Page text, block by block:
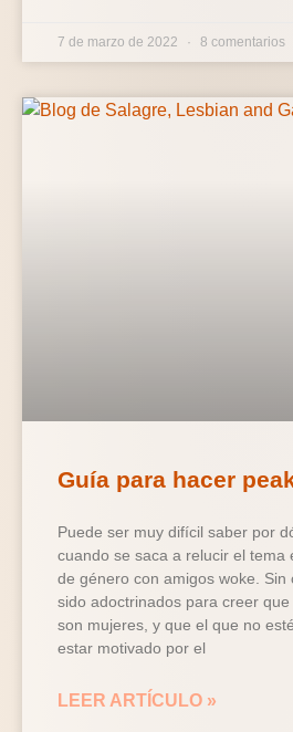
7 de marzo de 2022 8 comentarios
Guía para hacer
Puede ser muy difícil saber por
cuando se saca a relucir el tema
de género con amigos woke. Sin
sido adoctrinados para creer
son mujeres, y que el que no
estar motivado por el
LEER ARTÍCULO »